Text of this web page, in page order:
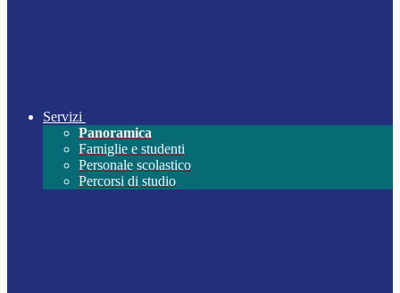
Servizi
Panoramica
Famiglie e studenti
Personale scolastico
Percorsi di studio